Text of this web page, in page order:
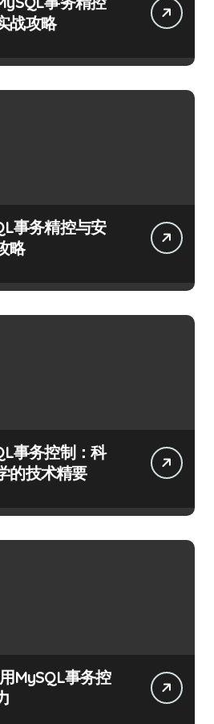
战攻略
事务精控与安
略
事务控制：科
的技术精要
MySQL事务控